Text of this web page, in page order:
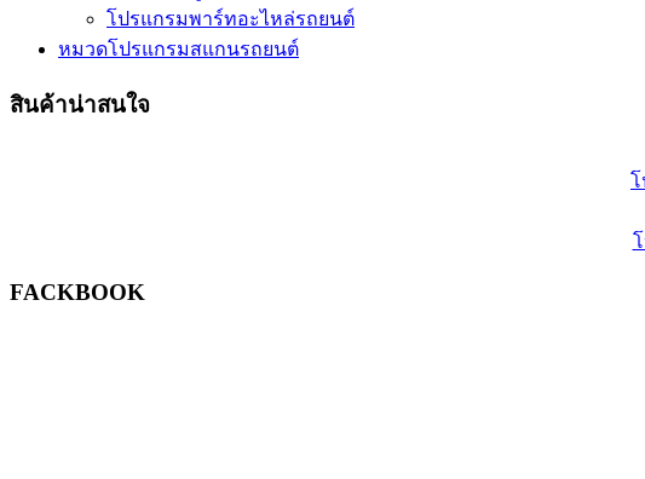
โปรแกรมพาร์ทอะไหล่รถยนต์
หมวดโปรแกรมสแกนรถยนต์
สินค้าน่าสนใจ
โ
FACKBOOK